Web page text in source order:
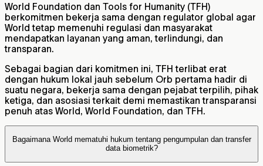
World Foundation dan Tools for Humanity (TFH)
berkomitmen bekerja sama dengan regulator global agar
World tetap memenuhi regulasi dan masyarakat
mendapatkan layanan yang aman, terlindungi, dan
transparan.
Sebagai bagian dari komitmen ini, TFH terlibat erat
dengan hukum lokal jauh sebelum Orb pertama hadir di
suatu negara, bekerja sama dengan pejabat terpilih, pihak
ketiga, dan asosiasi terkait demi memastikan transparansi
penuh atas World, World Foundation, dan TFH.
Bagaimana World mematuhi hukum tentang pengumpulan dan transfer
data biometrik?